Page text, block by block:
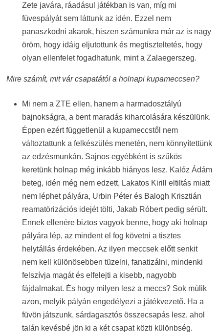
Zete javára, ráadásul játékban is van, míg mi
füvespályát sem láttunk az idén. Ezzel nem
panaszkodni akarok, hiszen számunkra már az is nagy
öröm, hogy idáig eljutottunk és megtiszteltetés, hogy
olyan ellenfelet fogadhatunk, mint a Zalaegerszeg.
Mire számít, mit vár csapatától a holnapi kupameccsen?
Mi nem a ZTE ellen, hanem a harmadosztályú
bajnokságra, a bent maradás kiharcolására készülünk.
Éppen ezért függetlenül a kupameccstől nem
változtattunk a felkészülés menetén, nem könnyítettünk
az edzésmunkán. Sajnos egyébként is szűkös
keretünk holnap még inkább hiányos lesz. Kalóz Ádám
beteg, idén még nem edzett, Lakatos Kirill eltiltás miatt
nem léphet pályára, Urbin Péter és Balogh Krisztián
reamatörizációs idejét tölti, Jakab Róbert pedig sérült.
Ennek ellenére biztos vagyok benne, hogy aki holnap
pályára lép, az mindent el fog követni a tisztes
helytállás érdekében. Az ilyen meccsek előtt senkit
nem kell különösebben tüzelni, fanatizálni, mindenki
felszívja magát és elfelejti a kisebb, nagyobb
fájdalmakat. És hogy milyen lesz a meccs? Sok múlik
azon, melyik pályán engedélyezi a játékvezető. Ha a
füvön játszunk, sárdagasztós összecsapás lesz, ahol
talán kevésbé jön ki a két csapat közti különbség.